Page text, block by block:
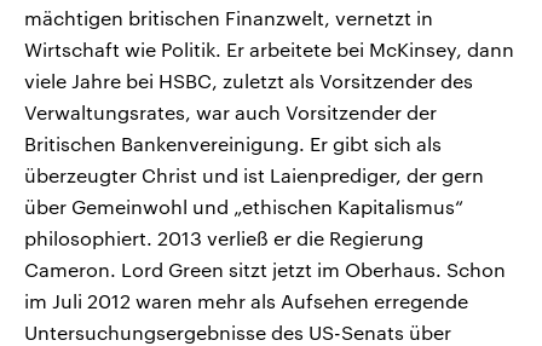
mächtigen britischen Finanzwelt, vernetzt in
Wirtschaft wie Politik. Er arbeitete bei McKinsey, dann
viele Jahre bei HSBC, zuletzt als Vorsitzender des
Verwaltungsrates, war auch Vorsitzender der
Britischen Bankenvereinigung. Er gibt sich als
überzeugter Christ und ist Laienprediger, der gern
über Gemeinwohl und „ethischen Kapitalismus“
philosophiert. 2013 verließ er die Regierung
Cameron. Lord Green sitzt jetzt im Oberhaus. Schon
im Juli 2012 waren mehr als Aufsehen erregende
Untersuchungsergebnisse des US-Senats über